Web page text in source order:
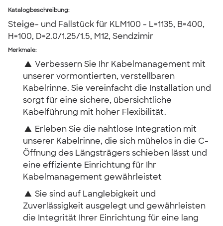
Katalogbeschreibung:
Steige- und Fallstück für KLM100 - L=1135, B=400,
H=100, D=2.0/1.25/1.5, M12, Sendzimir
Merkmale:
▲ Verbessern Sie Ihr Kabelmanagement mit
unserer vormontierten, verstellbaren
Kabelrinne. Sie vereinfacht die Installation und
sorgt für eine sichere, übersichtliche
Kabelführung mit hoher Flexibilität.
▲ Erleben Sie die nahtlose Integration mit
unserer Kabelrinne, die sich mühelos in die C-
Öffnung des Längsträgers schieben lässt und
eine effiziente Einrichtung für Ihr
Kabelmanagement gewährleistet
▲ Sie sind auf Langlebigkeit und
Zuverlässigkeit ausgelegt und gewährleisten
die Integrität Ihrer Einrichtung für eine lang